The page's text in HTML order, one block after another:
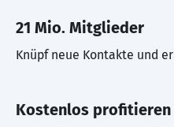
21 Mio. Mitglieder
Knüpf neue Kontakte und
Kostenlos profitieren